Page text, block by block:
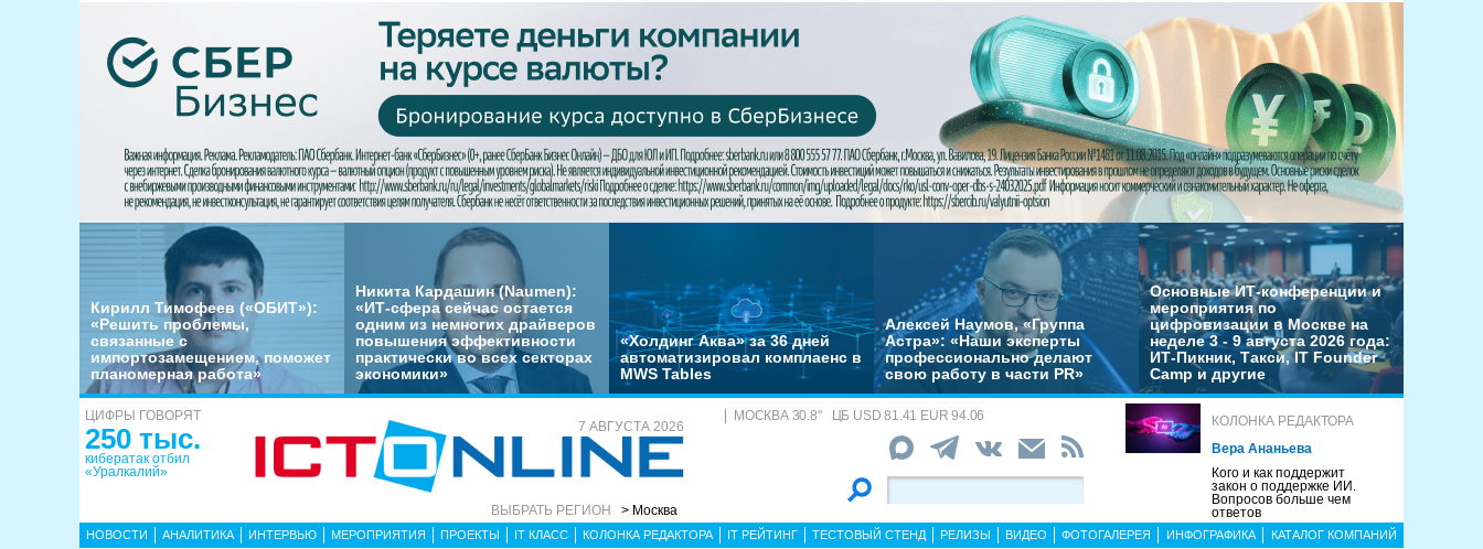
Кирилл Тимофеев («ОБИТ»):
«Решить проблемы,
связанные с
импортозамещением, поможет
планомерная работа»
Никита Кардашин (Naumen):
«ИТ-сфера сейчас остается
одним из немногих драйверов
повышения эффективности
практически во всех секторах
экономики»
«Холдинг Аква» за 36 дней
автоматизировал комплаенс в
MWS Tables
Алексей Наумов, «Группа
Астра»: «Наши эксперты
профессионально делают
свою работу в части PR»
Основные ИТ-конференции и
мероприятия по
цифровизации в Москве на
неделе 3 - 9 августа 2026 года:
ИТ-Пикник, Такси, IT Founder
Camp и другие
ЦИФРЫ ГОВОРЯТ
250 тыс.
кибератак отбил
«Уралкалий»
7 АВГУСТА 2026
ВЫБРАТЬ РЕГИОН > Москва
МОСКВА 30.8° ЦБ USD 81.41 EUR 94.06
КОЛОНКА РЕДАКТОРА
Вера Ананьева
Кого и как поддержит
закон о поддержке ИИ.
Вопросов больше чем
ответов
НОВОСТИ АНАЛИТИКА ИНТЕРВЬЮ МЕРОПРИЯТИЯ ПРОЕКТЫ IT КЛАСС КОЛОНКА РЕДАКТОРА IT РЕЙТИНГ ТЕСТОВЫЙ СТЕНД РЕЛИЗЫ ВИДЕО ФОТОГАЛЕРЕЯ ИНФОГРАФИКА КАТАЛОГ КОМПАНИЙ